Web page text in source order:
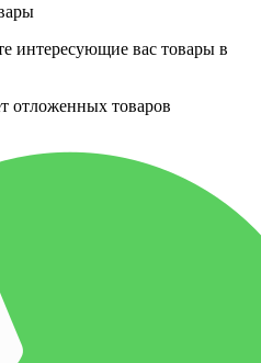
интересующие вас товары в
отложенных товаров